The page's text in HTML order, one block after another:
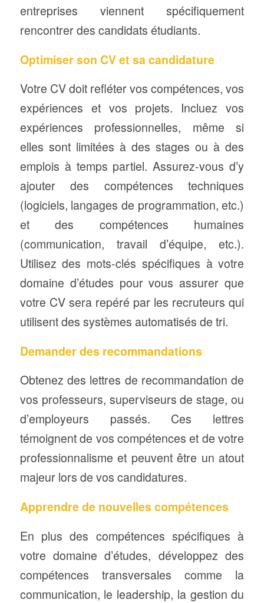
entreprises viennent spécifiquement
rencontrer des candidats étudiants.
Optimiser son CV et sa candidature
Votre CV doit refléter vos compétences, vos
expériences et vos projets. Incluez vos
expériences professionnelles, même si
elles sont limitées à des stages ou à des
emplois à temps partiel. Assurez-vous d’y
ajouter des compétences techniques
(logiciels, langages de programmation, etc.)
et des compétences humaines
(communication, travail d’équipe, etc.).
Utilisez des mots-clés spécifiques à votre
domaine d’études pour vous assurer que
votre CV sera repéré par les recruteurs qui
utilisent des systèmes automatisés de tri.
Demander des recommandations
Obtenez des lettres de recommandation de
vos professeurs, superviseurs de stage, ou
d’employeurs passés. Ces lettres
témoignent de vos compétences et de votre
professionnalisme et peuvent être un atout
majeur lors de vos candidatures.
Apprendre de nouvelles compétences
En plus des compétences spécifiques à
votre domaine d’études, développez des
compétences transversales comme la
communication, le leadership, la gestion du